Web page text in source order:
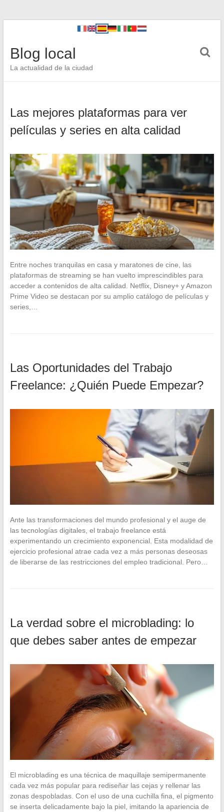
Blog local
La actualidad de la ciudad
Las mejores plataformas para ver
películas y series en alta calidad
Entre noches tranquilas en casa y maratones de cine, las
plataformas de streaming se han vuelto imprescindibles para
acceder a contenidos de alta calidad. Netflix, Disney+ y Amazon
Prime Video se destacan por su amplio catálogo de películas y
series,…
Las Oportunidades del Trabajo
Freelance: ¿Quién Puede Empezar?
Ante las transformaciones del mundo profesional y el auge de
las tecnologías digitales, el trabajo freelance está
experimentando un crecimiento exponencial. Esta modalidad de
ejercicio profesional atrae cada vez a más personas deseosas
de liberarse de las restricciones del empleo tradicional. Pero…
La verdad sobre el microblading: lo
que debes saber antes de empezar
El microblading es una técnica de maquillaje semipermanente
cada vez más popular para rediseñar las cejas y rellenar las
zonas despobladas. Con el uso de una cuchilla fina, el pigmento
se inserta delicadamente bajo la piel, imitando la apariencia de